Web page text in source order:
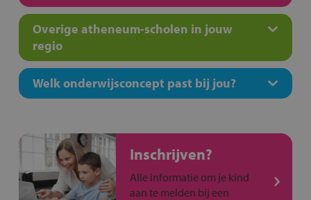
Overige atheneum-scholen in jouw
regio
Welk onderwijsconcept past bij jou?
Inschrijven?
Alle informatie om je kind
aan te melden bij een